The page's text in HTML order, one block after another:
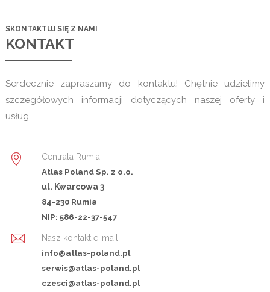
KONTAKT
SKONTAKTUJ SIĘ Z NAMI
Serdecznie zapraszamy do kontaktu! Chętnie udzielimy
szczegółowych informacji dotyczących naszej oferty i
usług.
Centrala Rumia
Atlas Poland Sp. z o.o.
ul. Kwarcowa 3
84-230 Rumia
NIP: 586-22-37-547
Nasz kontakt e-mail
info@atlas-poland.pl
serwis@atlas-poland.pl
czesci@atlas-poland.pl